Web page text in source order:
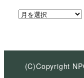
ア
イ
(C)Copyright